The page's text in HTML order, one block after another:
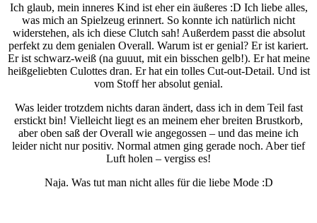
Ich glaub, mein inneres Kind ist eher ein äußeres :D Ich liebe alles,
was mich an Spielzeug erinnert. So konnte ich natürlich nicht
widerstehen, als ich diese Clutch sah! Außerdem passt die absolut
perfekt zu dem genialen Overall. Warum ist er genial? Er ist kariert.
Er ist schwarz-weiß (na guuut, mit ein bisschen gelb!). Er hat meine
heißgeliebten Culottes dran. Er hat ein tolles Cut-out-Detail. Und ist
vom Stoff her absolut genial.
Was leider trotzdem nichts daran ändert, dass ich in dem Teil fast
erstickt bin! Vielleicht liegt es an meinem eher breiten Brustkorb,
aber oben saß der Overall wie angegossen – und das meine ich
leider nicht nur positiv. Normal atmen ging gerade noch. Aber tief
Luft holen – vergiss es!
Naja. Was tut man nicht alles für die liebe Mode :D